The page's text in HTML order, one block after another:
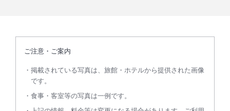
ご注意・ご案内
掲載されている写真は、旅館・ホテルから提供された画像
です。
食事・客室等の写真は一例です。